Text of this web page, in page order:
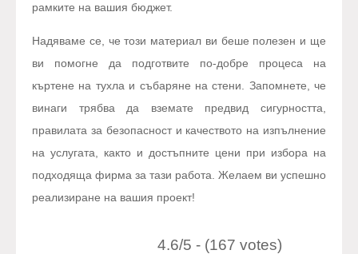
рамките на вашия бюджет.
Надяваме се, че този материал ви беше полезен и ще
ви помогне да подготвите по-добре процеса на
къртене на тухла и събаряне на стени. Запомнете, че
винаги трябва да вземате предвид сигурността,
правилата за безопасност и качеството на изпълнение
на услугата, както и достъпните цени при избора на
подходяща фирма за тази работа. Желаем ви успешно
реализиране на вашия проект!
4.6/5 - (167 votes)